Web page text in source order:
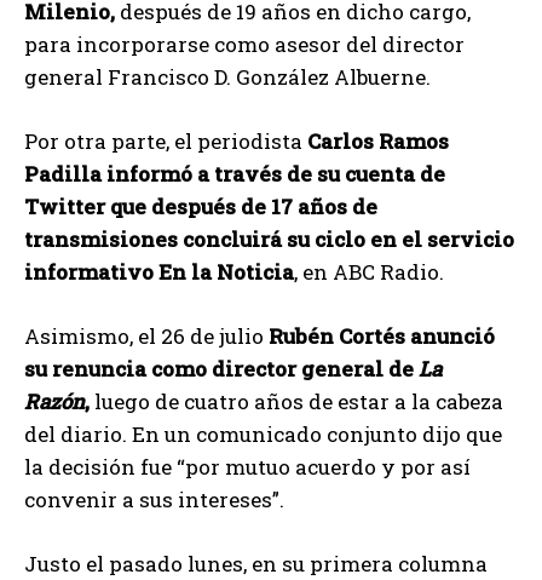
Milenio, después de 19 años en dicho cargo,
para incorporarse como asesor del director
general Francisco D. González Albuerne.
Por otra parte, el periodista Carlos Ramos
Padilla informó a través de su cuenta de
Twitter que después de 17 años de
transmisiones concluirá su ciclo en el servicio
informativo En la Noticia, en ABC Radio.
Asimismo, el 26 de julio Rubén Cortés anunció
su renuncia como director general deLa
Razón, luego de cuatro años de estar a la cabeza
del diario. En un comunicado conjunto dijo que
la decisión fue “por mutuo acuerdo y por así
convenir a sus intereses”.
Justo el pasado lunes, en su primera columna